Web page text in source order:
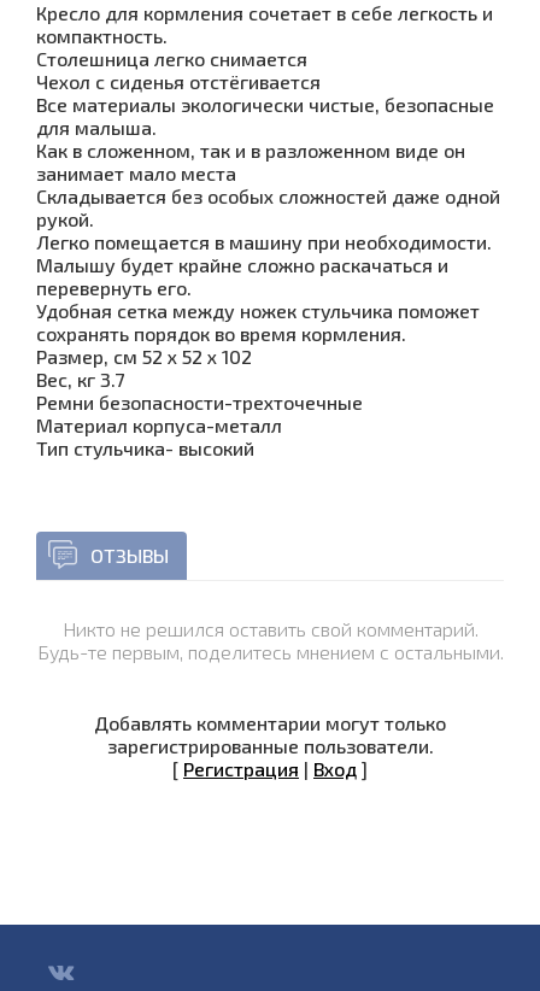
Кресло для кормления сочетает в себе легкость и
компактность.
Столешница легко снимается
Чехол с сиденья отстёгивается
Все материалы экологически чистые, безопасные
для малыша.
Как в сложенном, так и в разложенном виде он
занимает мало места
Складывается без особых сложностей даже одной
рукой.
Легко помещается в машину при необходимости.
Малышу будет крайне сложно раскачаться и
перевернуть его.
Удобная сетка между ножек стульчика поможет
сохранять порядок во время кормления.
Размер, см 52 х 52 х 102
Вес, кг 3.7
Ремни безопасности-трехточечные
Материал корпуса-металл
Тип стульчика- высокий
ОТЗЫВЫ
Никто не решился оставить свой комментарий.
Будь-те первым, поделитесь мнением с остальными.
Добавлять комментарии могут только
зарегистрированные пользователи.
[ Регистрация | Вход ]